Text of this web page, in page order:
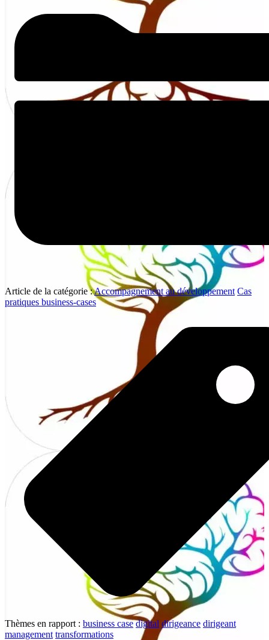
Article de la catégorie :Accompagnement au développement Cas
pratiques business-cases
Thèmes en rapport : business case digital dirigeance dirigeant
management transformations